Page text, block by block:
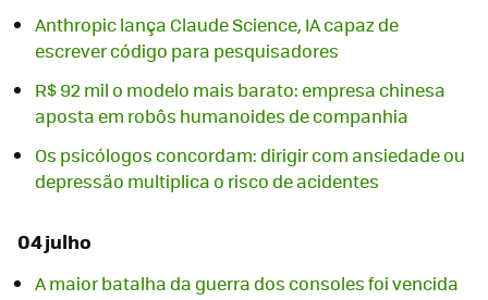
Anthropic lança Claude Science, IA capaz de
escrever código para pesquisadores
R$ 92 mil o modelo mais barato: empresa chinesa
aposta em robôs humanoides de companhia
Os psicólogos concordam: dirigir com ansiedade ou
depressão multiplica o risco de acidentes
04 julho
A maior batalha da guerra dos consoles foi vencida